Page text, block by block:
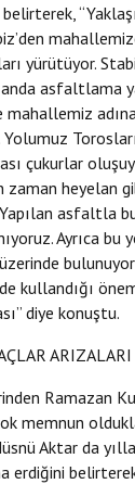
yürütüyor.
asfaltlama
mahallemiz
çukurlar
zaman heyelan
asfaltla
Ayrıca bu
kullandığı
diye konuştu.
Ramazan
memnun
Aktar da
erdiğini